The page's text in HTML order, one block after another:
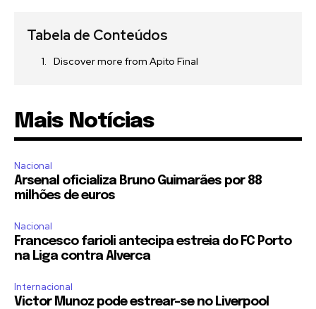
Tabela de Conteúdos
Discover more from Apito Final
Mais Notícias
Nacional
Arsenal oficializa Bruno Guimarães por 88
milhões de euros
Nacional
Francesco farioli antecipa estreia do FC Porto
na Liga contra Alverca
Internacional
Victor Munoz pode estrear-se no Liverpool